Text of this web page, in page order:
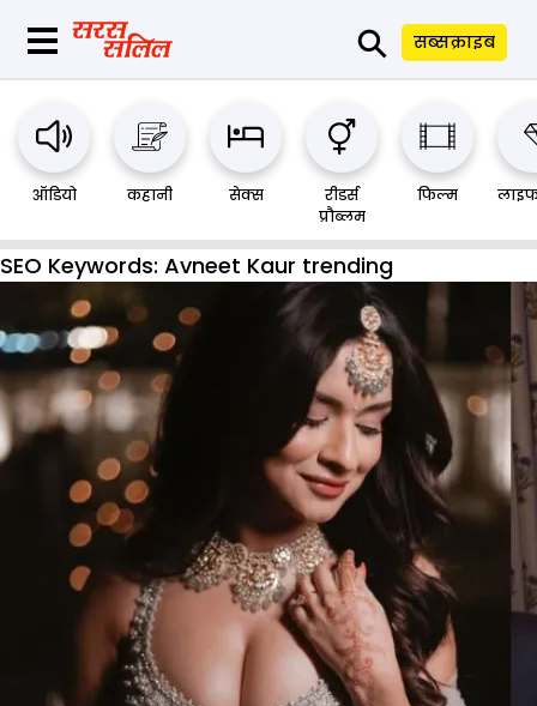
⚲ सब्सक्राइब
ऑडियो कहानी सेक्स
रीडर्स
प्रौब्लम
फिल्म
SEO Keywords: Avneet Kaur trending